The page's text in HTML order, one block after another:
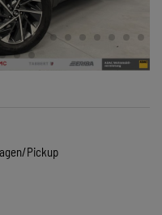
Pickup